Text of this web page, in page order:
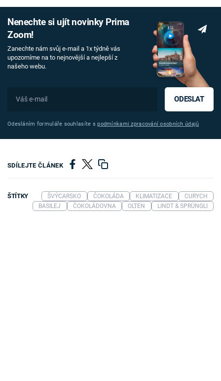
Nenechte si ujít novinky Prima
Zoom!
Zanechte nám svůj e-mail a 1x týdně vás
upozorníme na to nejnovější a nejlepší z
našeho webu.
ODESLAT
Odesláním formuláře souhlasíte spodmínkami zpracování osobních údajů
SDÍLEJTE ČLÁNEK
ŠTÍTKY ŠVÝCARSKO ČOKOLÁDA KLIMATIZACE
CURYCH
BASILEJ
ČOKOLÁDOVNA OLTEN LINDT & SPRÜNGLI